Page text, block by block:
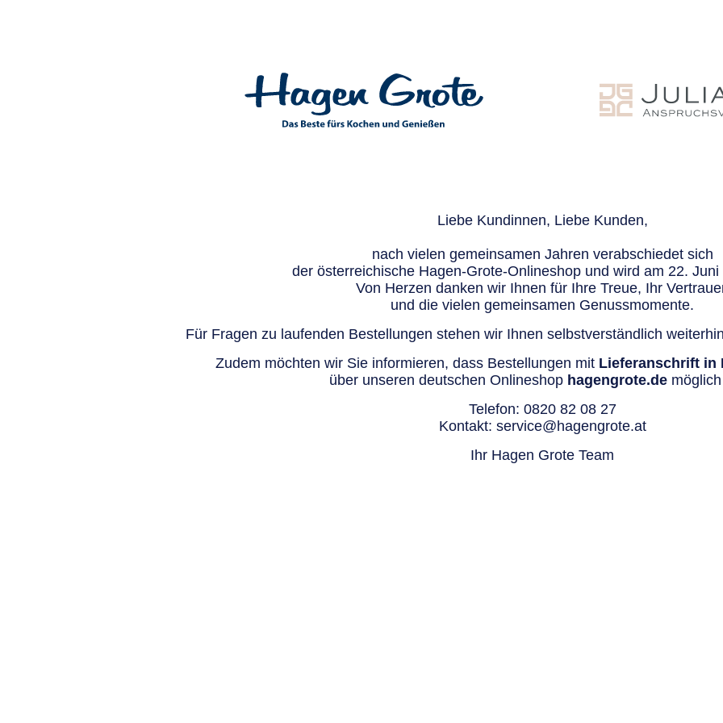
Liebe Kundinnen, Liebe Kunden,
nach vielen gemeinsamen Jahren verabschiedet sich
der österreichische Hagen-Grote-Onlineshop und wird am 22. Juni
Von Herzen danken wir Ihnen für Ihre Treue, Ihr
und die vielen gemeinsamen Genussmomente.
Für Fragen zu laufenden Bestellungen stehen wir Ihnen selbstverständlich
Zudem möchten wir Sie informieren, dass Bestellungen mit Lieferanschrift in
über unseren deutschen Onlineshop hagengrote.demöglich
Telefon: 0820 82 08 27
Kontakt: service@hagengrote.at
Ihr Hagen Grote Team